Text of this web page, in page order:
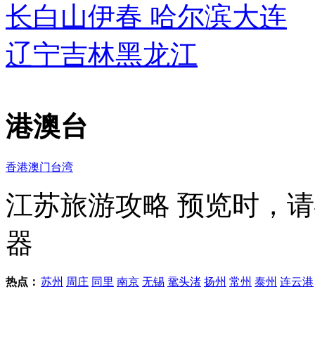
长白山伊春 哈尔滨大连
辽宁吉林黑龙江
港澳台
香港澳门台湾
江苏旅游攻略 预览时，
器
热点： 苏州 周庄 同里 南京 无锡 鼋头渚 扬州 常州 泰州 连云港